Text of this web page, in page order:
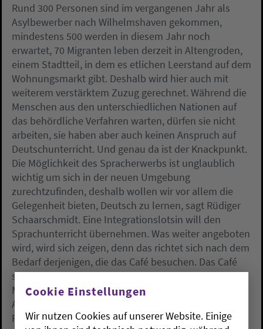
Rund 300 Personen sind im vergangenen Jahr als
Asylbewerber nach Wilhelmshaven gekommen,
mindestens 500 werden in diesem Jahr noch
erwartet, 70 Migranten leben derzeit in Altengroden,
einem Stadtteil, in dem es etlichen Leerstand auf dem
Wohnungsmarkt gibt. Deshalb wird hier auch mit
weiterem verstärktem Zuzug gerechnet. Während die
Menschen aus den unterschiedlichen Nationen auf
das behördliche Verfahren warten, dürfen sie nicht
arbeiten, sie haben aber auch keinen Anspruch auf
Deutschunterricht. Und genau da ist der Knackpunkt.
Die Möglichkeit des Spracherwerbs ist unglaublich
wichtig um sich in der neuen Umgebung
zurechtzufinden, deshalb wollen wir vor allem die
Gelegenheit bieten, Deutsch zu lernen, sagt Rüdiger
Schaarschmidt. Eine Integrationslotsin will den
Sprachunterricht übernehmen. Was weiter angeboten
wird, wird sich zeigen, denn das richtet sich nach dem
Bedarf derjenigen, die das Café besuchen. Das Café
soll aber ausdrücklich nicht nur Treffpunkt der
Migranten werden, wir wollen alle Bürger aus
Altengroden von Anfang an mit einbinden, sagt
Pastorin Herbst und verweist auf eine lange Tradition
Cookie Einstellungen
Wir nutzen Cookies auf unserer Website. Einige